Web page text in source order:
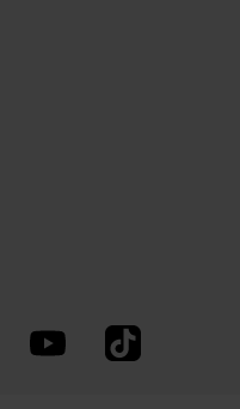
PinterestYouTube TikTok